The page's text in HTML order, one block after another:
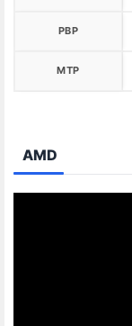
PBP
MTP
AMD